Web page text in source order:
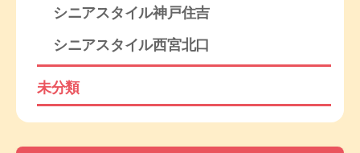
シニアスタイル神戸住吉
シニアスタイル西宮北口
未分類